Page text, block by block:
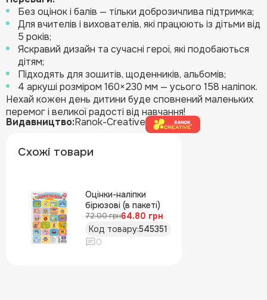
Без оцінок і балів — тільки доброзичлива підтримка;
Для вчителів і вихователів, які працюють із дітьми від
5 років;
Яскравий дизайн та сучасні герої, які подобаються
дітям;
Підходять для зошитів, щоденників, альбомів;
4 аркуші розміром 160×230 мм — усього 158 наліпок.
Нехай кожен день дитини буде сповнений маленьких
перемог і великої радості від навчання!
Видавництво:Ranok-Creative
Схожі товари
Оцінки-наліпки
бірюзові (в пакеті)
72.00 грн64.80 грн
Код товару:545351
0